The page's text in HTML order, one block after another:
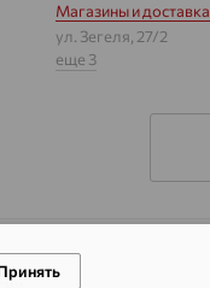
Магазины и доставка
ул. Зегеля, 27/2
еще 3